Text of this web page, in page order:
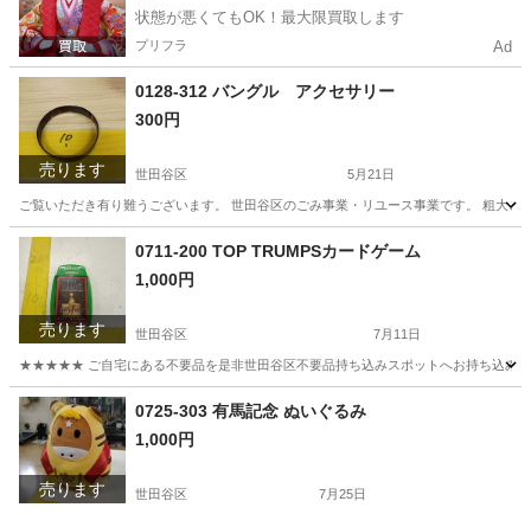
状態が悪くてもOK！最大限買取します
プリフラ Ad
売ります
0128-312 バングル アクセサリー
300円
世田谷区 5月21日
ご覧いただき有り難うございます。 世⽥⾕区のごみ事業・リユース事業です。 粗
東京 世田谷区
売ります
0711-200 TOP TRUMPSカードゲーム
1,000円
世田谷区 7月11日
★★★★★ ご自宅にある不要品を是非世田谷区不要品持ち込みスポットへお持ち込みし
東京 世田谷区 カードゲーム スポット
売ります
0725-303 有馬記念 ぬいぐるみ
1,000円
世田谷区 7月25日